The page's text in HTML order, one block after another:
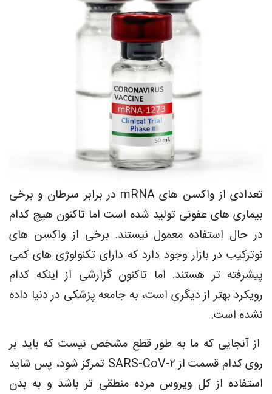
تعدادی از واکسن های mRNA در برابر سرطان و برخی
بیماری های عفونی تولید شده است اما تاکنون هیچ کدام
در حال استفاده معمول نیستند. برخی از واکسن های
نوترکیب در بازار وجود دارد که دارای تکنولوژی های کمی
پیشرفته تر هستند. اما تاکنون گزارشی از اینکه کدام
رویکرد بهتر از دیگری است، به جامعه پزشکی در دنیا داده
نشده است.
از آنجایی که ما به طور قطع مشخص نیست که باید بر
روی کدام قسمت از SARS-CoV-۲ تمرکز شود، پس شاید
استفاده از کل ویروس مرده منطقی تر باشد و به بدن